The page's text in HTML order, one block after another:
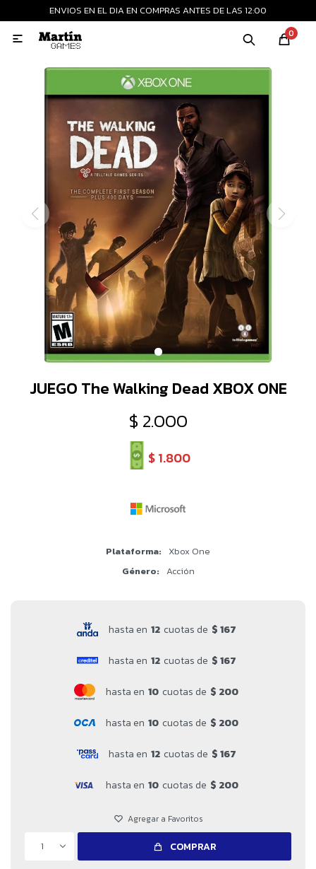
ENVIOS EN EL DIA EN COMPRAS ANTES DE LAS 12:00
0

JUEGO The Walking Dead XBOX ONE
$ 2.000
$1.800
Plataforma
Xbox One
Género
Acción
hasta en 12 cuotas de $ 167
hasta en 12 cuotas de $ 167
hasta en 10 cuotas de $ 200
hasta en 10 cuotas de $ 200
hasta en 12 cuotas de $ 167
hasta en 10 cuotas de $ 200
1 COMPRAR
MI CUENTA
Consolas nuevas
Consolas recertificadas
Juegos
Accesorios